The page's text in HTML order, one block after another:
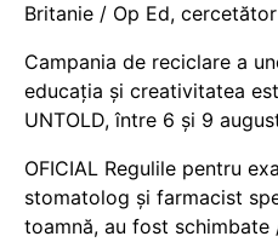
Britanie / Op Ed,
Campania de reciclare a
educația și creativitatea
UNTOLD, între 6 și 9
OFICIAL Regulile pentru
stomatolog și farmacist
toamnă, au fost schimbate